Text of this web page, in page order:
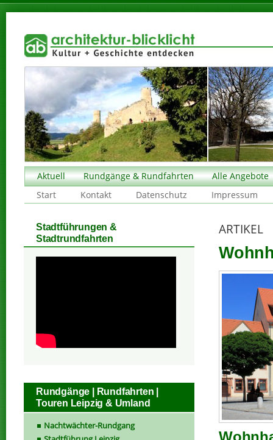
Aktuell Rundgänge & Rundfahrten
Alle Angebote
Start
Kontakt Datenschutz Impressum
ARTIKEL
Stadtführungen &
Stadtrundfahrten
Rundgänge | Rundfahrten |
Touren Leipzig & Umland
Nachtwächter-Rundgang